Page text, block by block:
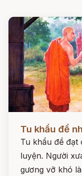
Tu khẩu để
Tu khẩu đề đạt
luyện. Người
gương vỡ khó